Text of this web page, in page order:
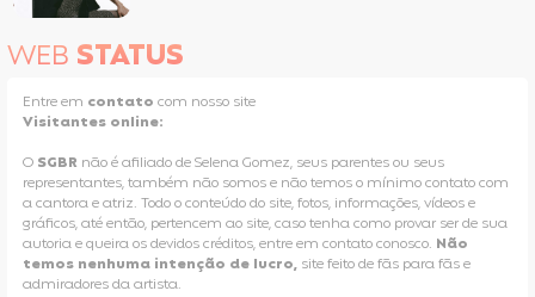
WEB STATUS
Entre em contato com nosso site
Visitantes online:
O SGBR não é afiliado de Selena Gomez, seus parentes ou seus
representantes, também não somos e não temos o mínimo contato com
a cantora e atriz. Todo o conteúdo do site, fotos, informações, vídeos e
gráficos, até então, pertencem ao site, caso tenha como provar ser de sua
autoria e queira os devidos créditos, entre em contato conosco. Não
temos nenhuma intenção de lucro, site feito de fãs para fãs e
admiradores da artista.